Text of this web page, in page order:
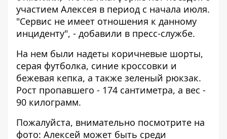
участием Алексея в период с начала июля.
"Сервис не имеет отношения к данному
инциденту", - добавили в пресс-службе.
На нем были надеты коричневые шорты,
серая футболка, синие кроссовки и
бежевая кепка, а также зеленый рюкзак.
Рост пропавшего - 174 сантиметра, а вес -
90 килограмм.
Пожалуйста, внимательно посмотрите на
фото: Алексей может быть среди